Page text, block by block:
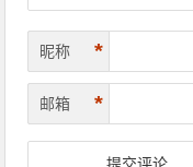
昵称 *
邮箱 *